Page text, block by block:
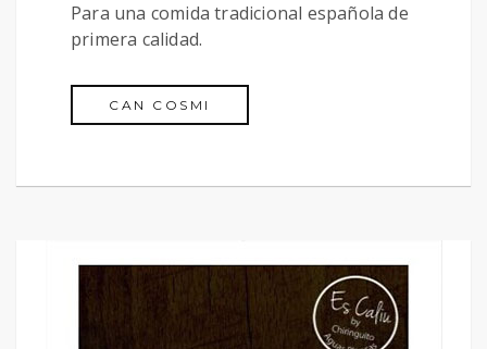
Para una comida tradicional española de
primera calidad.
CAN COSMI